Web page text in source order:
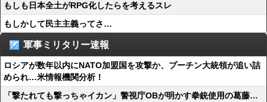
もしも日本全土がRPG化したらを考えるスレ
もしかして民主主義ってさ…
軍事ミリタリー速報
ロシアが数年以内にNATO加盟国を攻撃か、プーチン大統領が追い詰
められ…米情報機関分析！
「撃たれても撃っちゃイカン」警視庁OBが明かす拳銃使用の葛藤…